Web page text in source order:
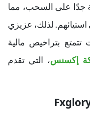
جدًا على السحب، مما
استيائهم. لذلك، عزيزي
بتراخيص مالية
إكسنس، التي تقدم